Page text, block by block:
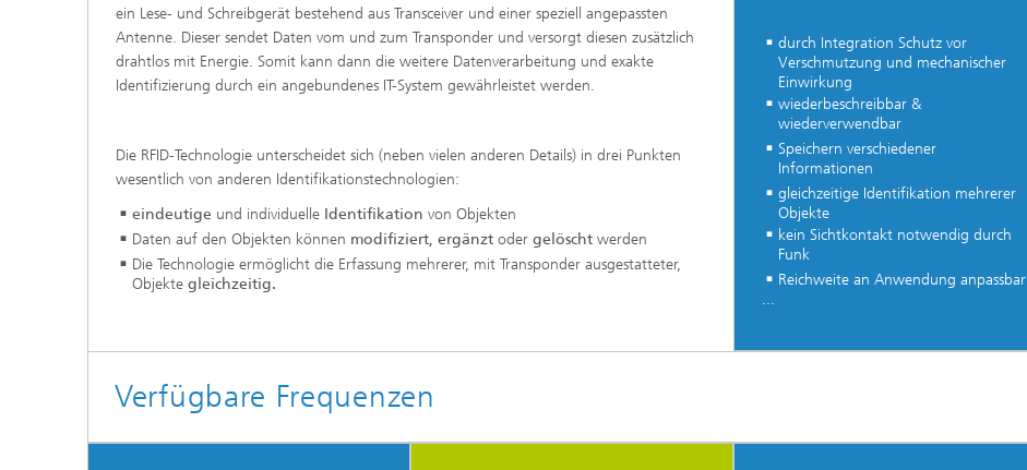
ein Lese- und Schreibgerät bestehend aus Transceiver und einer speziell angepassten
Antenne. Dieser sendet Daten vom und zum Transponder und versorgt diesen zusätzlich
drahtlos mit Energie. Somit kann dann die weitere Datenverarbeitung und exakte
Identifizierung durch ein angebundenes IT-System gewährleistet werden.
Die RFID-Technologie unterscheidet sich (neben vielen anderen Details) in drei Punkten
wesentlich von anderen Identifikationstechnologien:
eindeutige und individuelle Identifikation von Objekten
Daten auf den Objekten können modifiziert, ergänzt oder gelöscht werden
Die Technologie ermöglicht die Erfassung mehrerer, mit Transponder ausgestatteter,
Objekte gleichzeitig.
durch Integration Schutz vor
Verschmutzung und mechanischer
Einwirkung
wiederbeschreibbar &
wiederverwendbar
Speichern verschiedener
Informationen
gleichzeitige Identifikation mehrerer
Objekte
kein Sichtkontakt notwendig durch
Funk
Reichweite an Anwendung anpassbar
...
Verfügbare Frequenzen